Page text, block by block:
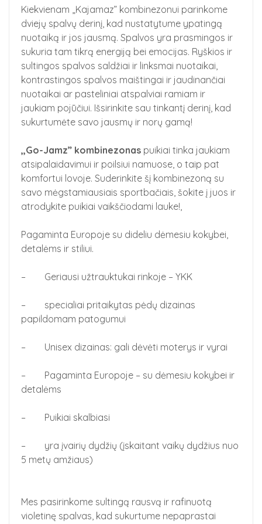
Kiekvienam „Kajamaz” kombinezonui parinkome
dviejų spalvų derinį, kad nustatytume ypatingą
nuotaiką ir jos jausmą. Spalvos yra prasmingos ir
sukuria tam tikrą energiją bei emocijas. Ryškios ir
sultingos spalvos saldžiai ir linksmai nuotaikai,
kontrastingos spalvos maištingai ir jaudinančiai
nuotaikai ar pasteliniai atspalviai ramiam ir
jaukiam pojūčiui. Išsirinkite sau tinkantį derinį, kad
sukurtumėte savo jausmų ir norų gamą!
,,Go-Jamz” kombinezonas puikiai tinka jaukiam
atsipalaidavimui ir poilsiui namuose, o taip pat
komfortui lovoje. Suderinkite šį kombinezoną su
savo mėgstamiausiais sportbačiais, šokite į juos ir
atrodykite puikiai vaikščiodami lauke!,
Pagaminta Europoje su dideliu dėmesiu kokybei,
detalėms ir stiliui.
– Geriausi užtrauktukai rinkoje – YKK
– specialiai pritaikytas pėdų dizainas
papildomam patogumui
– Unisex dizainas: gali dėvėti moterys ir vyrai
– Pagaminta Europoje – su dėmesiu kokybei ir
detalėms
– Puikiai skalbiasi
– yra įvairių dydžių (įskaitant vaikų dydžius nuo
5 metų amžiaus)
Mes pasirinkome sultingą rausvą ir rafinuotą
violetinę spalvas, kad sukurtume nepaprastai